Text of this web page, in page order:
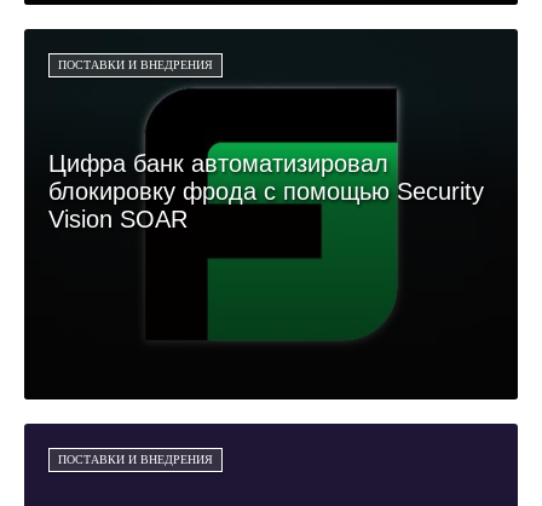
ПОСТАВКИ И ВНЕДРЕНИЯ
Цифра банк автоматизировал
блокировку фрода с помощью Security
Vision SOAR
ПОСТАВКИ И ВНЕДРЕНИЯ